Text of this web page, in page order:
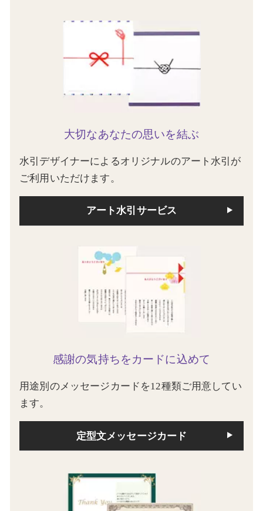
大切なあなたの思いを結ぶ
水引デザイナーによるオリジナルのアート水引が
ご利用いただけます。
アート水引サービス
感謝の気持ちをカードに込めて
用途別のメッセージカードを12種類ご用意してい
ます。
定型文メッセージカード